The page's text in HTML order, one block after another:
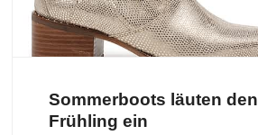
Sommerboots läuten den
Frühling ein